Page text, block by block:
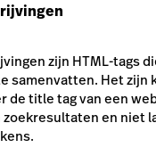
zijn HTML-tags
samenvatten. Het zijn
de title tag van een
en niet